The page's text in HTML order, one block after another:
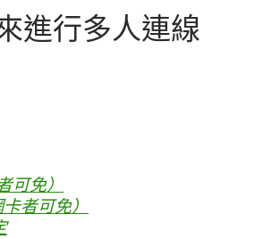
進行多人連線
可免）
者可免）